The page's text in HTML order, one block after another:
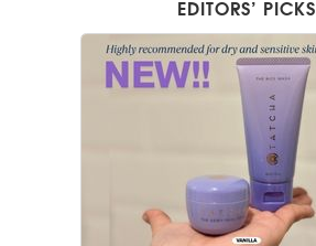
EDITORS’ PICKS